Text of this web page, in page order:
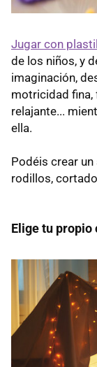
Jugar con
de los niños, y
imaginación,
motricidad fina,
relajante...
ella.
Podéis crear
rodillos,
Elige tu propio